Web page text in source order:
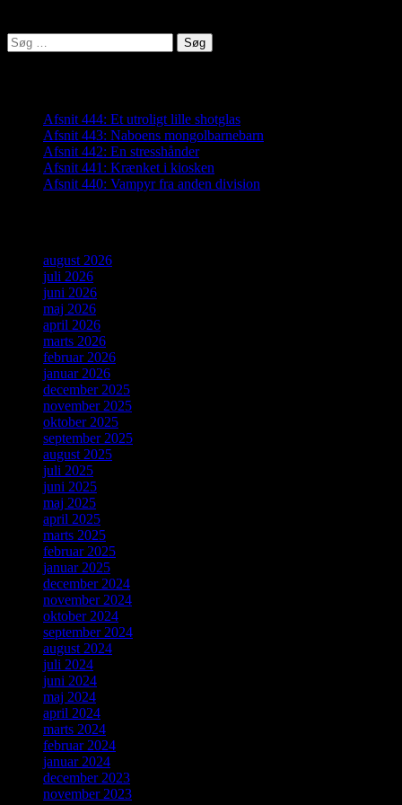
Søg
efter:
Afsnit 444: Et utroligt lille shotglas
Afsnit 443: Naboens mongolbarnebarn
Afsnit 442: En stresshånder
Afsnit 441: Krænket i kiosken
Afsnit 440: Vampyr fra anden division
august 2026
juli 2026
juni 2026
maj 2026
april 2026
marts 2026
februar 2026
januar 2026
december 2025
november 2025
oktober 2025
september 2025
august 2025
juli 2025
juni 2025
maj 2025
april 2025
marts 2025
februar 2025
januar 2025
december 2024
november 2024
oktober 2024
september 2024
august 2024
juli 2024
juni 2024
maj 2024
april 2024
marts 2024
februar 2024
januar 2024
december 2023
november 2023